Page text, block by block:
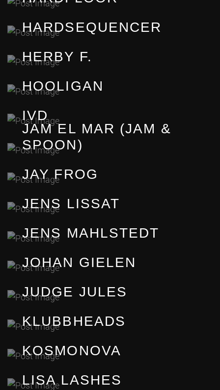
HARDSEQUENCER
HERBY F.
HOOLIGAN
IVD
JAM EL MAR (JAM &
SPOON)
JAY FROG
JENS LISSAT
JENS MAHLSTEDT
JOHAN GIELEN
JUDGE JULES
KLUBBHEADS
KOSMONOVA
LISA LASHES